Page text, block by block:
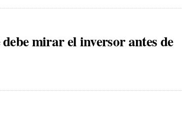
mirar el inversor antes de